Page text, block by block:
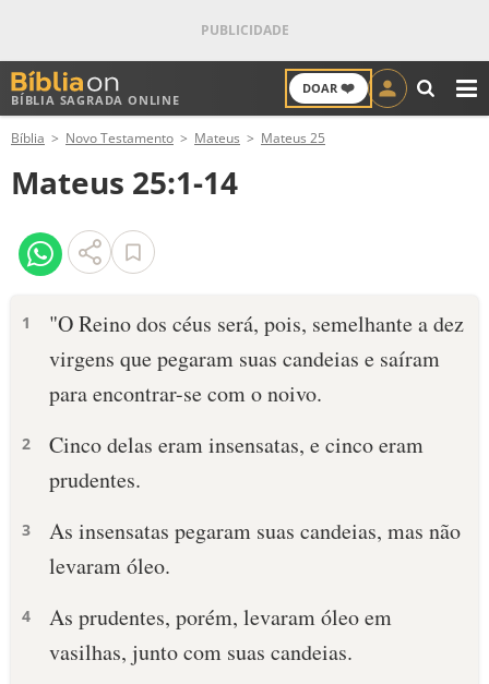
BÍBLIA SAGRADA ONLINE
DOAR ❤️
ANTIGO TESTAMENTO
NOVO TESTAMENTO
VERSÍCULOS
PALAVRA DO DIA
DEVOCIONAL DIÁRIO
10 MANDAMENTOS
ESBOÇOS DE PREGAÇÃO
Bíblia Novo Testamento Mateus Mateus 25
Mateus 25:1-14
1
"O Reino dos céus será, pois, semelhante a dez
virgens que pegaram suas candeias e saíram
para encontrar-se com o noivo.
2
Cinco delas eram insensatas, e cinco eram
prudentes.
3
As insensatas pegaram suas candeias, mas não
levaram óleo.
4
As prudentes, porém, levaram óleo em
vasilhas, junto com suas candeias.